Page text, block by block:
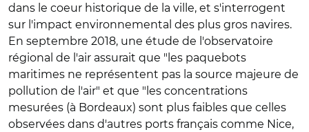
dans le coeur historique de la ville, et s'interrogent
sur l'impact environnemental des plus gros navires.
En septembre 2018, une étude de l'observatoire
régional de l'air assurait que "les paquebots
maritimes ne représentent pas la source majeure de
pollution de l'air" et que "les concentrations
mesurées (à Bordeaux) sont plus faibles que celles
observées dans d'autres ports français comme Nice,